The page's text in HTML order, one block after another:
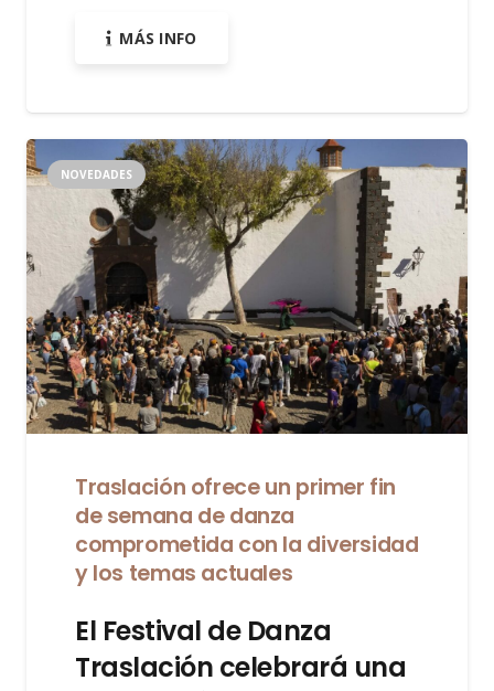
MÁS INFO
NOVEDADES
Traslación ofrece un primer fin
de semana de danza
comprometida con la diversidad
y los temas actuales
El Festival de Danza
Traslación celebrará una